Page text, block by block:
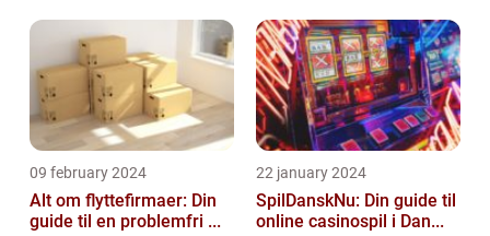
09 february 2024
Alt om flyttefirmaer: Din
guide til en problemfri ...
22 january 2024
SpilDanskNu: Din guide til
online casinospil i Dan...